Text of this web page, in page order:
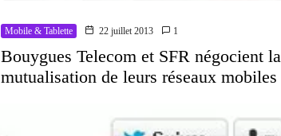
Mobile & Tablette 22 juillet 2013 1
Bouygues Telecom et SFR négocient la
mutualisation de leurs réseaux mobiles